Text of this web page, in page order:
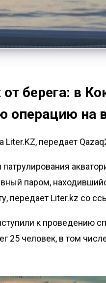
берега: в
операцию на
Liter.KZ, передает
паром,
передает Liter.kz со
к проведению
25 человек, в том